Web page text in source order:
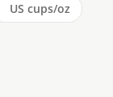
US cups/oz